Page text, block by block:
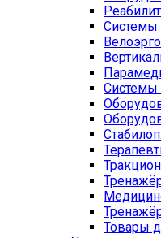
Системы
Системы
Товары